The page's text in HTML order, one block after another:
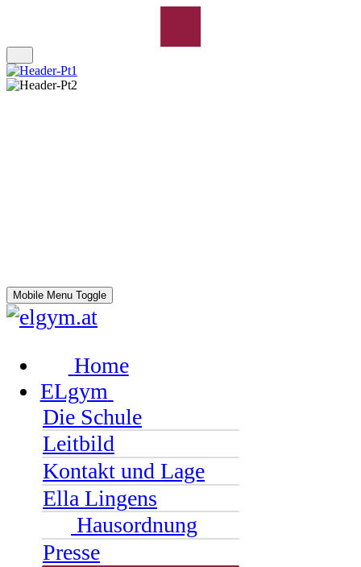
Mobile Menu Toggle
Home
ELgym
Die Schule
Leitbild
Kontakt und Lage
Ella Lingens
Hausordnung
Presse